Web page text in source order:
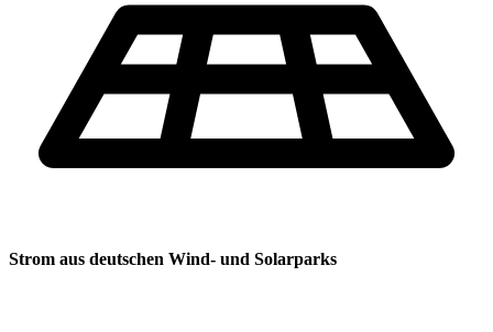
Strom aus deutschen Wind- und Solarparks